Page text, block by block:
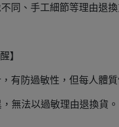
同、手工細節等理由退換
】
有防過敏性，但每人體質
無法以過敏理由退換貨。